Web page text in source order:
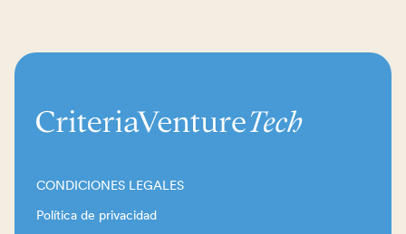
CONDICIONES LEGALES
Política de privacidad